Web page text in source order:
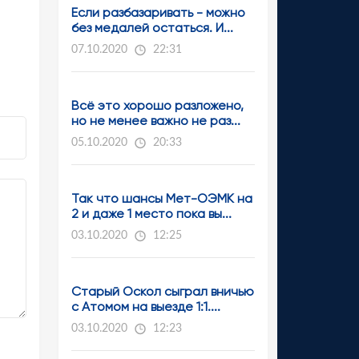
Если разбазаривать - можно
без медалей остаться. И...
07.10.2020 22:31
Всё это хорошо разложено,
но не менее важно не раз...
05.10.2020 20:33
Так что шансы Мет-ОЭМК на
2 и даже 1 место пока вы...
03.10.2020 12:25
Старый Оскол сыграл вничью
с Атомом на выезде 1:1....
03.10.2020 12:23